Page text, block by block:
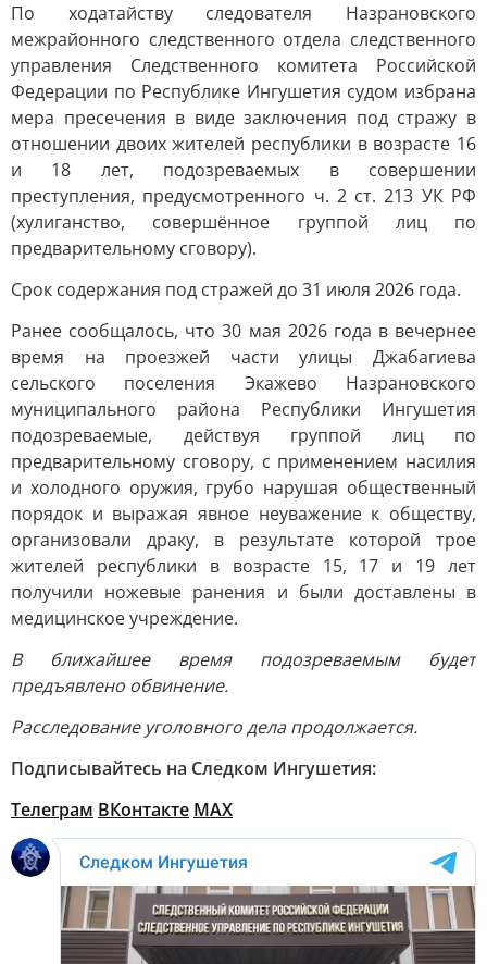
По ходатайству следователя Назрановского
межрайонного следственного отдела следственного
управления Следственного комитета Российской
Федерации по Республике Ингушетия судом избрана
мера пресечения в виде заключения под стражу в
отношении двоих жителей республики в возрасте 16
и 18 лет, подозреваемых в совершении
преступления, предусмотренного ч. 2 ст. 213 УК РФ
(хулиганство, совершённое группой лиц по
предварительному сговору).
Срок содержания под стражей до 31 июля 2026 года.
Ранее сообщалось, что 30 мая 2026 года в вечернее
время на проезжей части улицы Джабагиева
сельского поселения Экажево Назрановского
муниципального района Республики Ингушетия
подозреваемые, действуя группой лиц по
предварительному сговору, с применением насилия
и холодного оружия, грубо нарушая общественный
порядок и выражая явное неуважение к обществу,
организовали драку, в результате которой трое
жителей республики в возрасте 15, 17 и 19 лет
получили ножевые ранения и были доставлены в
медицинское учреждение.
В ближайшее время подозреваемым будет
предъявлено обвинение.
Расследование уголовного дела продолжается.
Подписывайтесь на Следком Ингушетия:
Телеграм ВКонтакте МАХ